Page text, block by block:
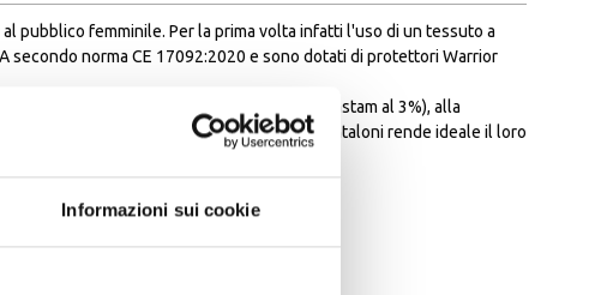
Informazioni sui cookie
pubblico femminile. Per la prima volta infatti l'uso di un tessuto a
norma CE 17092:2020 e sono dotati di protettori Warrior
Grazie all'alta elasticità del tessuto (Elastam al 3%), alla
di quelle più sportive. Il peso di questi pantaloni rende ideale il loro